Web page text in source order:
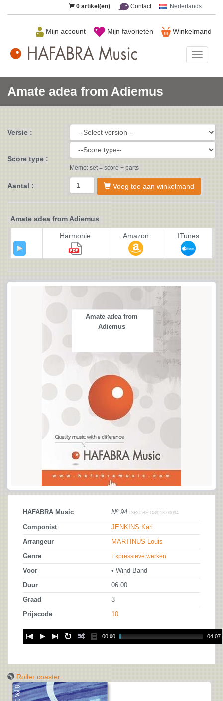
0 artikel(en) Contact Nederlands
Winkelmand
Mijn favorieten
Mijn account
Music
Amate adea from Adiemus
Versie :
Score type :
Memo: set = score + parts
Aantal : Voeg toe aan winkelmand
Amate adea from Adiemus
Harmonie Amazon ITunes
Amate adea from
Adiemus
HAFABRA Music Nº 94 ISRC BE-O89-13-00094
Componist JENKINS Karl
Arrangeur MARTINUS Louis
Genre Expressieve werken
Voor • Wind Band
Duur 06:00
Graad 3
Prijscode 10
00:00 04:07
Roller coaster